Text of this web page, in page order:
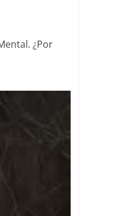
¿Por